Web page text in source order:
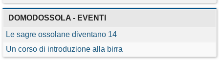
DOMODOSSOLA - EVENTI
Le sagre ossolane diventano 14
Un corso di introduzione alla birra